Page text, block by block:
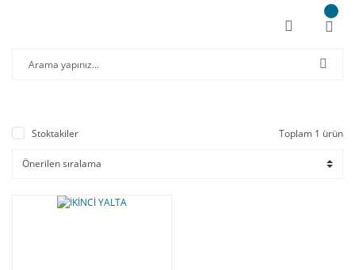
Stoktakiler Toplam 1 ürün